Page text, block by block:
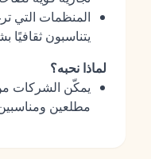
المنظمات التي
يتناسبون
لماذا نحبه؟
يمكّن الشركات
مطلعين ومناسبين